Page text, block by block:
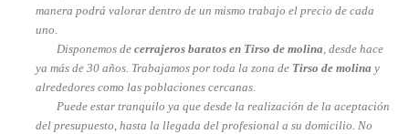
manera podrá valorar dentro de un mismo trabajo el precio de cada
uno.
Disponemos decerrajeros baratos en Tirso de molina, desde hace
ya más de 30 años. Trabajamos por toda la zona de Tirso de molina y
alrededores como las poblaciones cercanas.
Puede estar tranquilo ya que desde la realización de la aceptación
del presupuesto, hasta la llegada del profesional a su domicilio. No